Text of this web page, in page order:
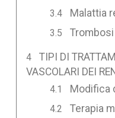
Malattia
TIPI DI
VASCOLARI DEI
Modifica
Terapia